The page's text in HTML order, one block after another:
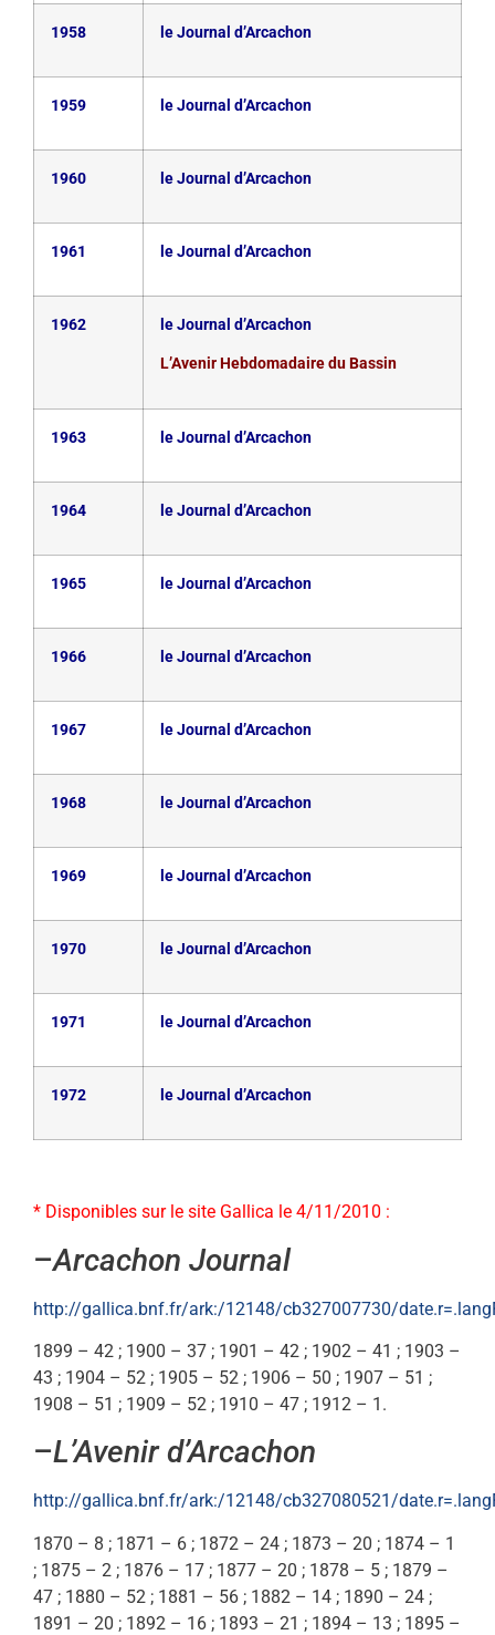
1958 le Journal d’Arcachon
1959 le Journal d’Arcachon
1960 le Journal d’Arcachon
1961 le Journal d’Arcachon
1962 le Journal d’Arcachon
L’Avenir Hebdomadaire du Bassin
1963 le Journal d’Arcachon
1964 le Journal d’Arcachon
1965 le Journal d’Arcachon
1966 le Journal d’Arcachon
1967 le Journal d’Arcachon
1968 le Journal d’Arcachon
1969 le Journal d’Arcachon
1970 le Journal d’Arcachon
1971 le Journal d’Arcachon
1972 le Journal d’Arcachon
* Disponibles sur le site Gallica le 4/11/2010 :
–Arcachon Journal
http://gallica.bnf.fr/ark:/12148/cb327007730/
1899 – 42 ; 1900 – 37 ; 1901 – 42 ; 1902 – 41 ; 1903 –
43 ; 1904 – 52 ; 1905 – 52 ; 1906 – 50 ; 1907 – 51 ;
1908 – 51 ; 1909 – 52 ; 1910 – 47 ; 1912 – 1.
–L’Avenir d’Arcachon
http://gallica.bnf.fr/ark:/12148/cb327080521/
1870 – 8 ; 1871 – 6 ; 1872 – 24 ; 1873 – 20 ; 1874 – 1
; 1875 – 2 ; 1876 – 17 ; 1877 – 20 ; 1878 – 5 ; 1879 –
47 ; 1880 – 52 ; 1881 – 56 ; 1882 – 14 ; 1890 – 24 ;
1891 – 20 ; 1892 – 16 ; 1893 – 21 ; 1894 – 13 ; 1895 –